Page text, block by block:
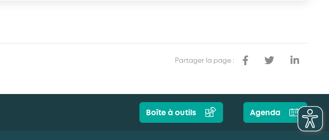
Partager la page :
Boîte à outils Agenda